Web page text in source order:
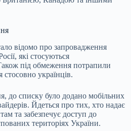
відомо про запровадження
які стосуються
під обмеження потрапили
українців.
до списку було додано мобільних
Йдеться про тих, хто надає
та забезпечує доступ до
територіях України.